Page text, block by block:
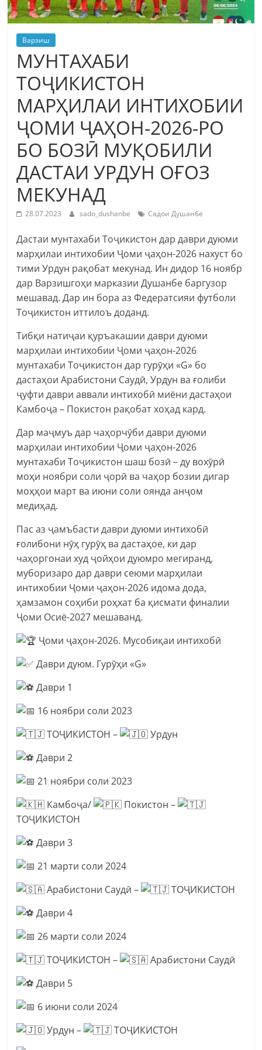
Варзиш
МУНТАХАБИ
ТОҶИКИСТОН
МАРҲИЛАИ ИНТИХОБИИ
ҶОМИ ҶАҲОН-2026-РО
БО БОЗӢ МУҚОБИЛИ
ДАСТАИ УРДУН ОҒОЗ
МЕКУНАД
28.07.2023 sado_dushanbe Садои Душанбе
Дастаи мунтахаби Тоҷикистон дар даври дуюми
марҳилаи интихобии Ҷоми ҷаҳон-2026 нахуст бо
тими Урдун рақобат мекунад. Ин дидор 16 ноябр
дар Варзишгоҳи марказии Душанбе баргузор
мешавад. Дар ин бора аз Федератсияи футболи
Тоҷикистон иттилоъ доданд.
Тибқи натиҷаи қуръакашии даври дуюми
марҳилаи интихобии Ҷоми ҷаҳон-2026
мунтахаби Тоҷикистон дар гурӯҳи «G» бо
дастаҳои Арабистони Саудӣ, Урдун ва ғолиби
ҷуфти даври аввали интихобӣ миёнидастаҳои
Камбоҷа – Покистон рақобат хоҳад кард.
Дар маҷмуъ дар чаҳорчӯби даври дуюми
марҳилаи интихобии Ҷоми ҷаҳон-2026
мунтахаби Тоҷикистон шаш бозӣ – ду вохӯрӣ
моҳи ноябри соли ҷорӣ ва чаҳор бозии дигар
моҳҳои март ва июни соли оянда анҷом
медиҳад.
Пас аз ҷамъбасти даври дуюми интихобӣ
ғолибони нӯҳ гурӯҳ ва дастаҳое, ки дар
чаҳоргонаи худ ҷойҳои дуюмро мегиранд,
муборизаро дар даври сеюми марҳилаи
интихобии Ҷоми ҷаҳон-2026 идома дода,
ҳамзамон соҳиби роҳхат ба қисмати финалии
Ҷоми Осиё-2027 мешаванд.
Ҷоми ҷаҳон-2026. Мусобиқаи интихобӣ
Даври дуюм. Гурӯҳи «G»
Даври 1
16 ноябри соли 2023
ТОҶИКИСТОН –
Урдун
Даври 2
21 ноябри соли 2023
Камбоҷа/
Покистон –
ТОҶИКИСТОН
Даври 3
21 марти соли 2024
Арабистони Саудӣ –
ТОҶИКИСТОН
Даври 4
26 марти соли 2024
ТОҶИКИСТОН –
Арабистони Саудӣ
Даври 5
6 июни соли 2024
Урдун –
ТОҶИКИСТОН